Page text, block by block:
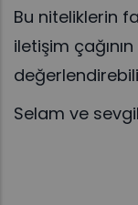
Bu niteliklerin
iletişim
Selam ve